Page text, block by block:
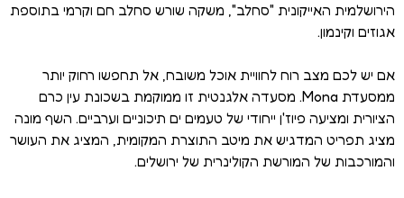
הירושלמית האייקונית "סחלב", משקה שורש סחלב חם וקרמי בתוספת
אגוזים וקינמון.
אם יש לכם מצב רוח לחוויית אוכל משובח, אל תחפשו רחוק יותר
ממסעדת Mona. מסעדה אלגנטית זו ממוקמת בשכונת עין כרם
הציורית ומציעה פיוז'ן ייחודי של טעמים ים תיכוניים וערביים. השף מונה
מציג תפריט המדגיש את מיטב התוצרת המקומית, המציג את העושר
והמורכבות של המורשת הקולינרית של ירושלים.